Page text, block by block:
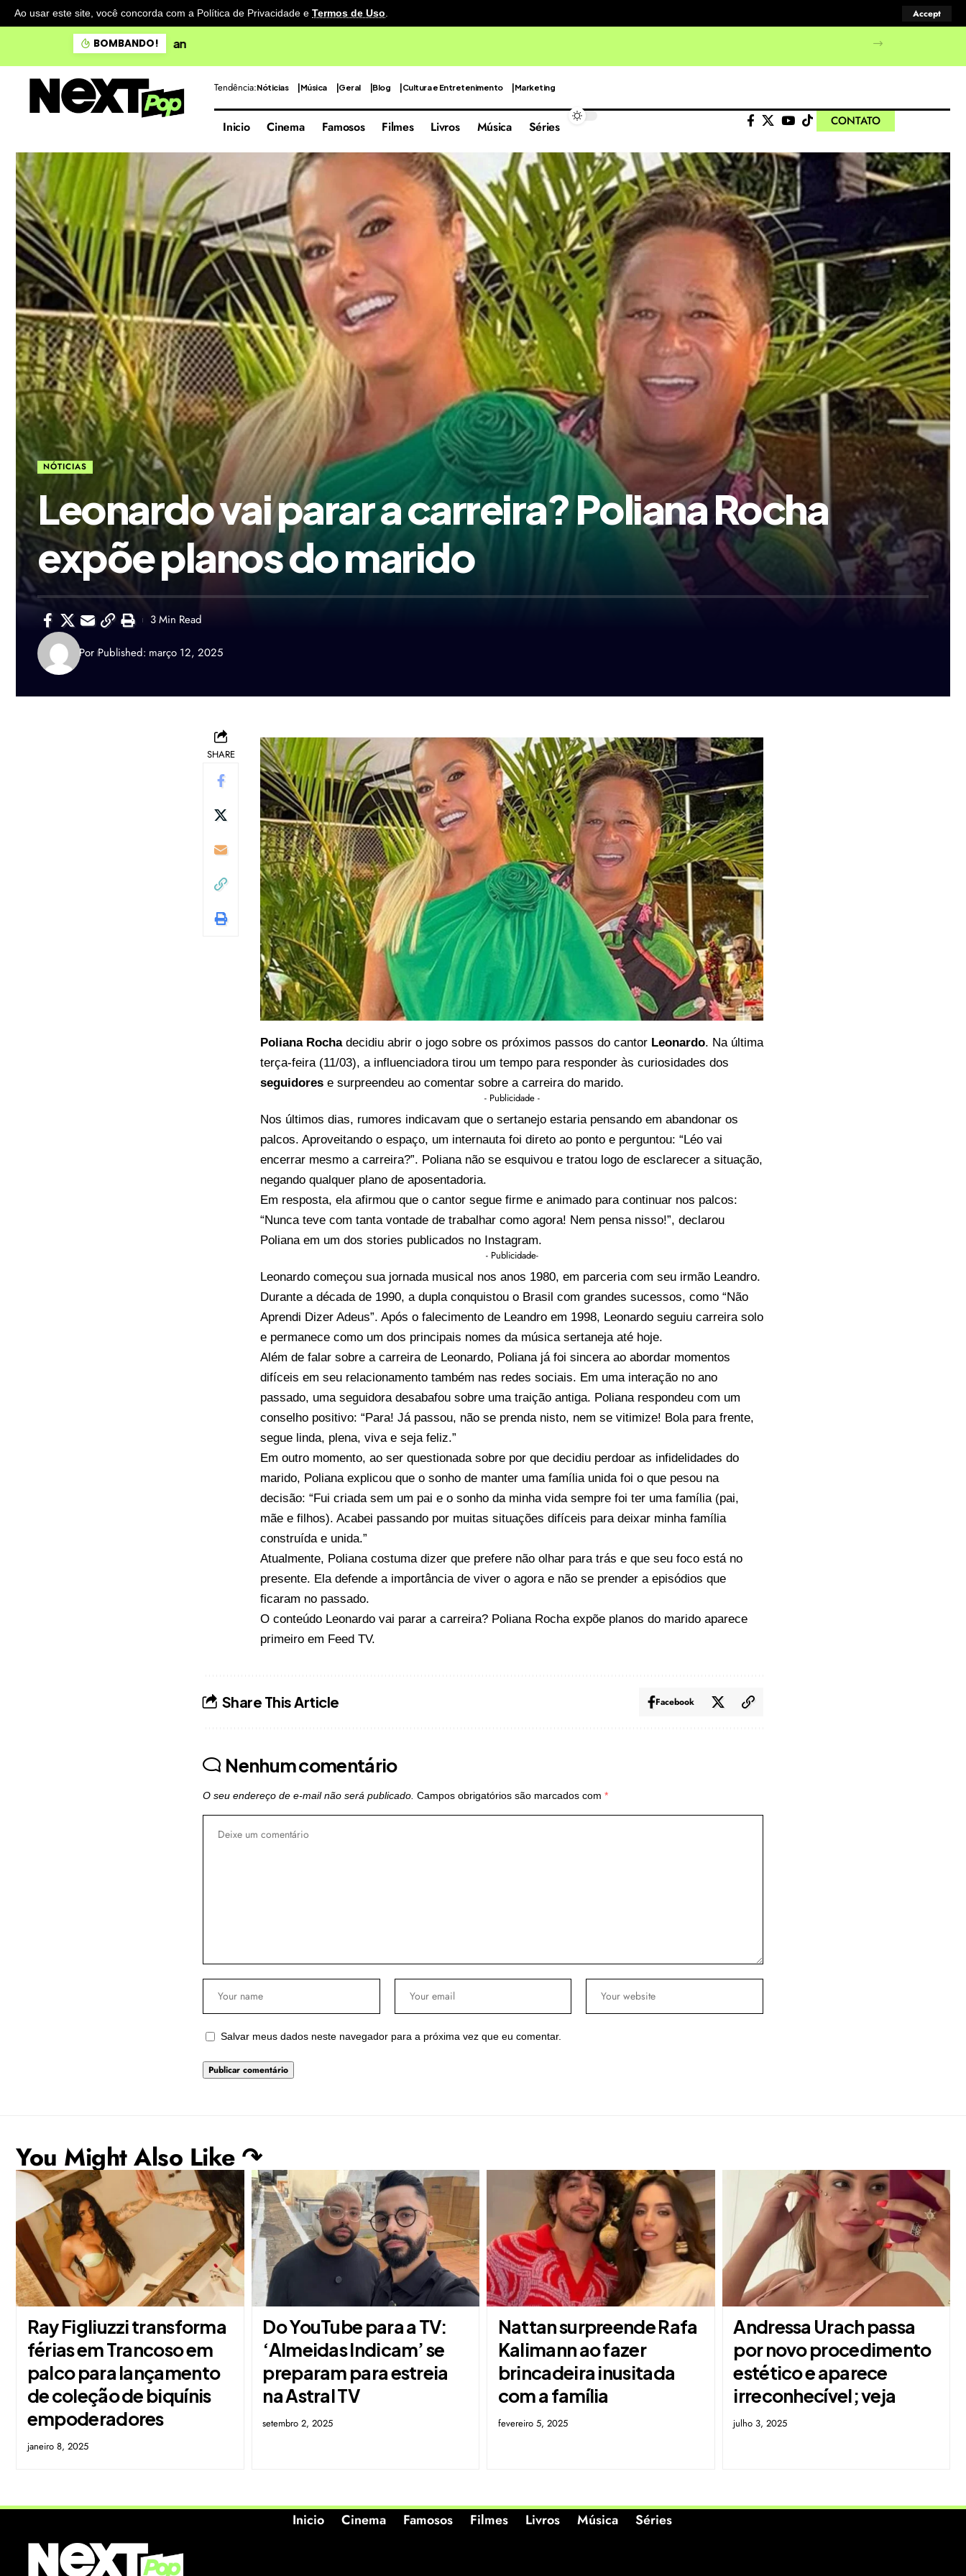
Ao usar este site, você concorda com a Política de Privacidade e Termos de Uso. Accept
BOMBANDO! Doce Maravilha apresenta cenografia reutilizável em sua quarta edição focada nas manifestações populares
Tendência:Nóticias Música Geral Blog Cultura e Entretenimento Marketing
Inicio Cinema Famosos Filmes Livros Música Séries CONTATO
NÓTICIAS
Leonardo vai parar a carreira? Poliana Rocha
expõe planos do marido
Por Published: março 12, 2025
3 Min Read
SHARE
Poliana Rochadecidiu abrir o jogo sobre os próximos passos do cantor Leonardo. Na última
terça-feira (11/03), a influenciadora tirou um tempo para responder às curiosidades dos
seguidores e surpreendeu ao comentar sobre a carreira do marido.
- Publicidade -
Nos últimos dias, rumores indicavam que o sertanejo estaria pensando em abandonar os
palcos. Aproveitando o espaço, um internauta foi direto ao ponto e perguntou: “Léo vai
encerrar mesmo a carreira?”. Poliana não se esquivou e tratou logo de esclarecer a situação,
negando qualquer plano de aposentadoria.
Em resposta, ela afirmou que o cantor segue firme e animado para continuar nos palcos:
“Nunca teve com tanta vontade de trabalhar como agora! Nem pensa nisso!”, declarou
Poliana em um dos stories publicados no Instagram.
- Publicidade-
Leonardo começou sua jornada musical nos anos 1980, em parceria com seu irmão Leandro.
Durante a década de 1990, a dupla conquistou o Brasil com grandes sucessos, como “Não
Aprendi Dizer Adeus”. Após o falecimento de Leandro em 1998, Leonardo seguiu carreira solo
e permanece como um dos principais nomes da música sertaneja até hoje.
Além de falar sobre a carreira de Leonardo, Poliana já foi sincera ao abordar momentos
difíceis em seu relacionamento também nas redes sociais. Em uma interação no ano
passado, uma seguidora desabafou sobre uma traição antiga. Poliana respondeu com um
conselho positivo: “Para! Já passou, não se prenda nisto, nem se vitimize! Bola para frente,
segue linda, plena, viva e seja feliz.”
Em outro momento, ao ser questionada sobre por que decidiu perdoar as infidelidades do
marido, Poliana explicou que o sonho de manter uma família unida foi o que pesou na
decisão: “Fui criada sem um pai e o sonho da minha vida sempre foi ter uma família (pai,
mãe e filhos). Acabei passando por muitas situações difíceis para deixar minha família
construída e unida.”
Atualmente, Poliana costuma dizer que prefere não olhar para trás e que seu foco está no
presente. Ela defende a importância de viver o agora e não se prender a episódios que
ficaram no passado.
O conteúdo Leonardo vai parar a carreira? Poliana Rocha expõe planos do marido aparece
primeiro em Feed TV.
Share This Article Facebook
Nenhum comentário
O seu endereço de e-mail não será publicado. Campos obrigatórios são marcados com *
Salvar meus dados neste navegador para a próxima vez que eu comentar.
You Might Also Like ↷
Ray Figliuzzi transforma
férias em Trancoso em
palco para lançamento
de coleção de biquínis
empoderadores
janeiro 8, 2025
Do YouTube para a TV:
‘Almeidas Indicam’ se
preparam para estreia
na Astral TV
setembro 2, 2025
Nattan surpreende Rafa
Kalimann ao fazer
brincadeira inusitada
com a família
fevereiro 5, 2025
Andressa Urach passa
por novo procedimento
estético e aparece
irreconhecível; veja
julho 3, 2025
Inicio Cinema Famosos Filmes Livros Música Séries